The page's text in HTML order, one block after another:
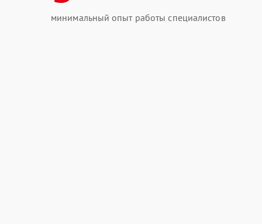
минимальный опыт работы специалистов